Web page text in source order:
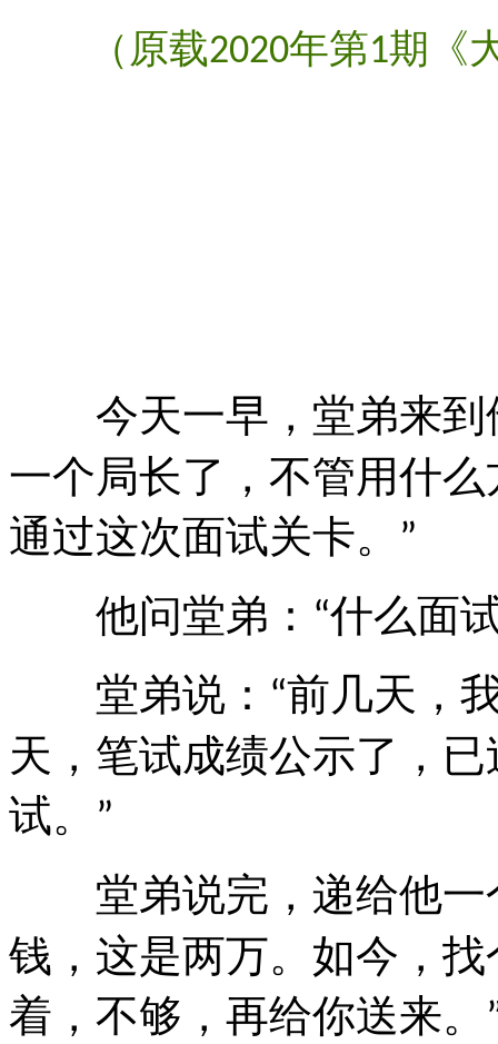
（原载2020年第1期《
今天一早，堂弟来到
一个局长了，不管用什
通过这次面试关卡。
”
他问堂弟： “什么面
堂弟说： “前几天，
天，笔试成绩公示了，
试。
”
堂弟说完，递给他一
钱，这是两万。如今，
着，不够，再给你送来。